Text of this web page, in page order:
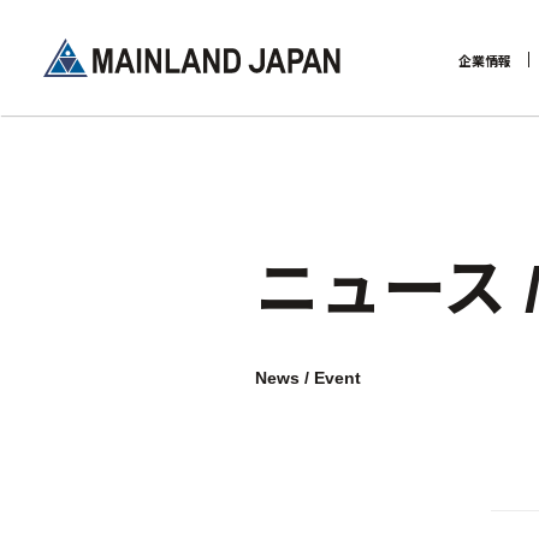
企業情報
ニュース
News / Event